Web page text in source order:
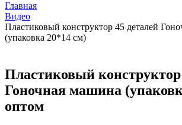
Главная
Видео
Пластиковый конструктор 45 деталей
(упаковка 20*14 см)
Пластиковый конструктор
Гоночная машина
оптом